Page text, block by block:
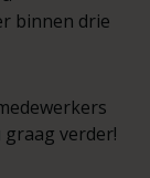
binnen drie
verder!